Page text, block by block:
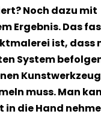
Noch dazu mit
Ergebnis. Das
ist, dass
System
muss. Man
in die Hand